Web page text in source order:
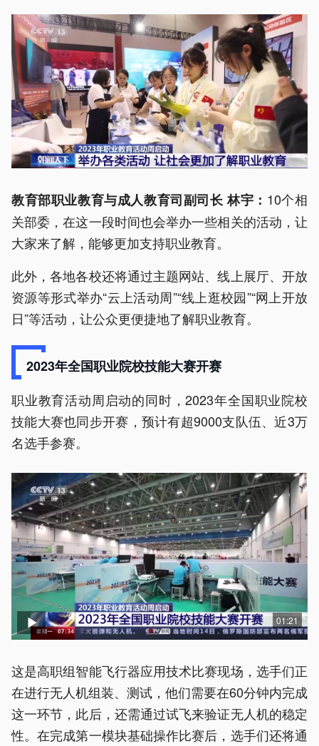
教育部职业教育与成人教育司副司长 林宇： 10个相
关部委，在这一段时间也会举办一些相关的活动，让
大家来了解，能够更加支持职业教育。
此外，各地各校还将通过主题网站、线上展厅、开放
资源等形式举办“云上活动周”“线上逛校园”“网上开放
日”等活动，让公众更便捷地了解职业教育。
2023年全国职业院校技能大赛开赛
职业教育活动周启动的同时，2023年全国职业院校
技能大赛也同步开赛，预计有超9000支队伍、近3万
名选手参赛。
01:21
这是高职组智能飞行器应用技术比赛现场，选手们正
在进行无人机组装、测试，他们需要在60分钟内完成
这一环节，此后，还需通过试飞来验证无人机的稳定
性。在完成第一模块基础操作比赛后，选手们还将通